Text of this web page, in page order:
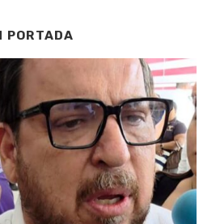
PORTADA